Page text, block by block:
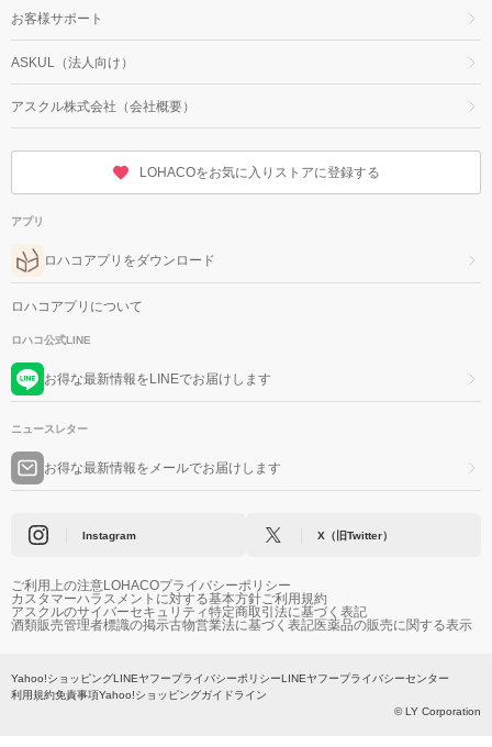
お客様サポート
ASKUL（法人向け）
アスクル株式会社（会社概要）
LOHACOをお気に入りストアに登録する
アプリ
ロハコアプリをダウンロード
ロハコアプリについて
ロハコ公式LINE
お得な最新情報をLINEでお届けします
ニュースレター
お得な最新情報をメールでお届けします
Instagram X（旧Twitter）
ご利用上の注意LOHACOプライバシーポリシー
カスタマーハラスメントに対する基本方針ご利用規約
アスクルのサイバーセキュリティ特定商取引法に基づく表記
酒類販売管理者標識の掲示古物営業法に基づく表記医薬品の販売に関する表示
Yahoo!ショッピングLINEヤフープライバシーポリシーLINEヤフープライバシーセンター
利用規約免責事項Yahoo!ショッピングガイドライン
© LY Corporation